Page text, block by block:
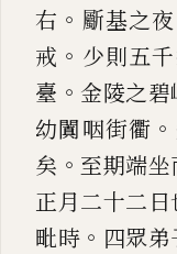
右 。 斸基之夜
戒 。 少則五
臺 。 金陵之
幼闐咽街衢 。
矣 。 至期端坐
正月二十二日
毗時 。 四眾